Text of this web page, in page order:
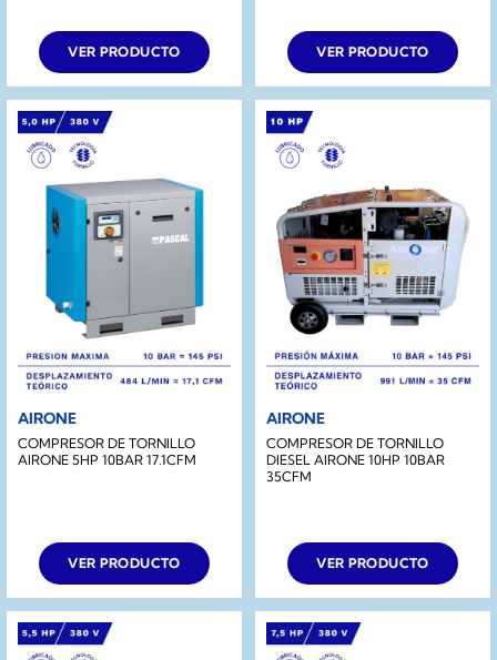
VER PRODUCTO VER PRODUCTO
AIRONE
COMPRESOR DE TORNILLO
AIRONE 5HP 10BAR 17.1CFM
VER PRODUCTO
AIRONE
COMPRESOR DE TORNILLO
DIESEL AIRONE 10HP 10BAR
35CFM
VER PRODUCTO